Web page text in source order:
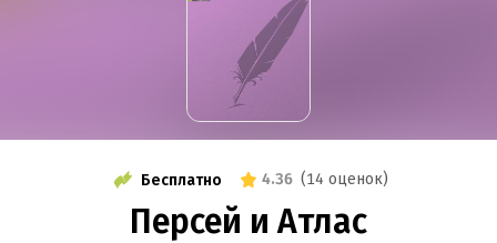
Бесплатно 4.36 (14 оценок)
Персей и Атлас